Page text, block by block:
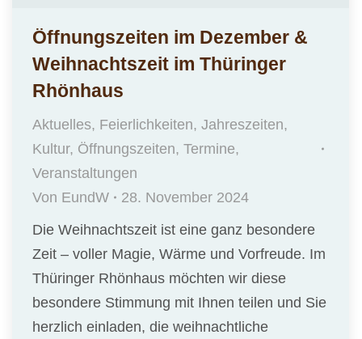
Öffnungszeiten im Dezember &
Weihnachtszeit im Thüringer
Rhönhaus
Aktuelles, Feierlichkeiten, Jahreszeiten,
Kultur, Öffnungszeiten, Termine,
Veranstaltungen
Von EundW
28. November 2024
Die Weihnachtszeit ist eine ganz besondere
Zeit – voller Magie, Wärme und Vorfreude. Im
Thüringer Rhönhaus möchten wir diese
besondere Stimmung mit Ihnen teilen und Sie
herzlich einladen, die weihnachtliche